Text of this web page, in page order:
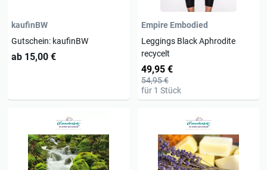
kaufinBW
Gutschein: kaufinBW
ab 15,00 €
Empire Embodied
Leggings Black Aphrodite
recycelt
49,95 €
54,95 €
für 1 Stück